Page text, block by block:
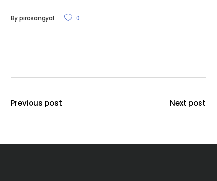
Bypirosangyal 0
Previous post Next post